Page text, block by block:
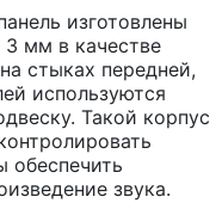
изготовлены
мм в качестве
стыках передней,
используются
Такой корпус
обеспечить
звука.